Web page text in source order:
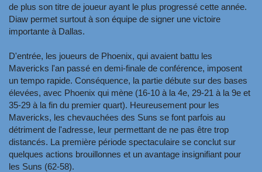
de plus son titre de joueur ayant le plus progressé cette année.
Diaw permet surtout à son équipe de signer une victoire
importante à Dallas.
D'entrée, les joueurs de Phoenix, qui avaient battu les
Mavericks l'an passé en demi-finale de conférence, imposent
un tempo rapide. Conséquence, la partie débute sur des bases
élevées, avec Phoenix qui mène (16-10 à la 4e, 29-21 à la 9e et
35-29 à la fin du premier quart). Heureusement pour les
Mavericks, les chevauchées des Suns se font parfois au
détriment de l'adresse, leur permettant de ne pas être trop
distancés. La première période spectaculaire se conclut sur
quelques actions brouillonnes et un avantage insignifiant pour
les Suns (62-58).